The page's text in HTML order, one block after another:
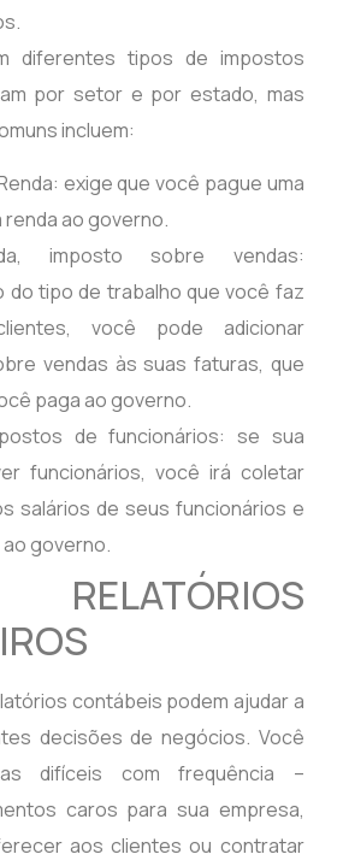
diferentes tipos de impostos
por setor e por estado, mas
incluem:
exige que você pague uma
renda ao governo.
imposto sobre vendas:
do tipo de trabalho que você faz
você pode adicionar
vendas às suas faturas, que
paga ao governo.
de funcionários: se sua
funcionários, você irá coletar
salários de seus funcionários e
governo.
contábeis podem ajudar a
decisões de negócios. Você
difíceis com frequência –
caros para sua empresa,
aos clientes ou contratar